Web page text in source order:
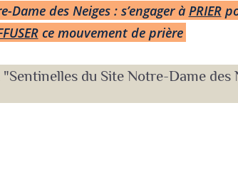
Dame des Neiges: s’engager à PRIER
ce mouvement de prière
du Site Notre-Dame des